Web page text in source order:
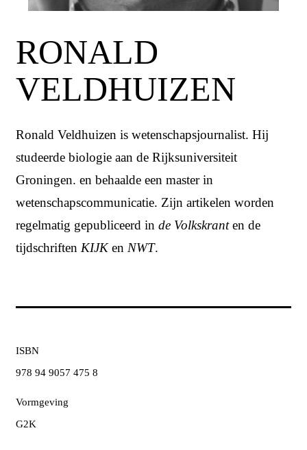
RONALD
VELDHUIZEN
Ronald Veldhuizen is wetenschapsjournalist. Hij
studeerde biologie aan de Rijksuniversiteit
Groningen. en behaalde een master in
wetenschapscommunicatie. Zijn artikelen worden
regelmatig gepubliceerd in de Volkskranten de
tijdschriften KIJKen NWT.
ISBN
978 94 9057 475 8
Vormgeving
G2K